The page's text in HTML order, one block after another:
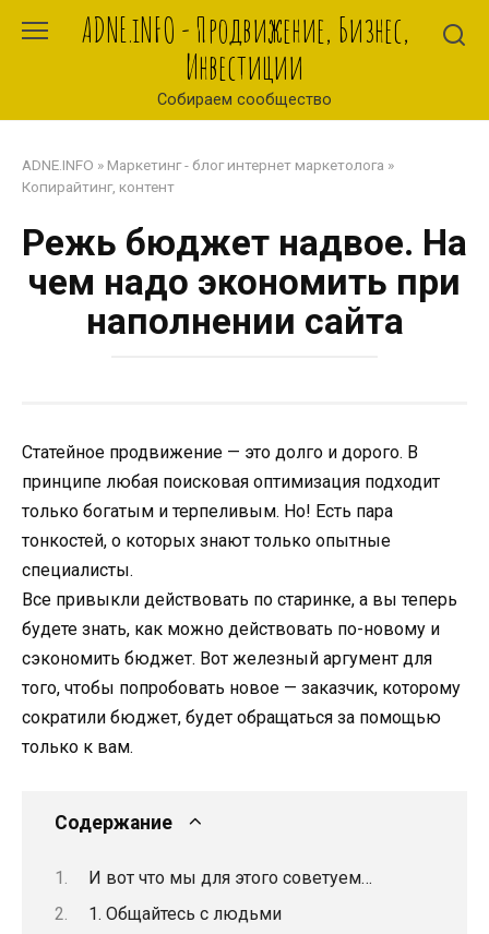
ADNE.iNFO - Продвижение, Бизнес,
Инвестиции
Собираем сообщество
ADNE.INFO » Маркетинг - блог интернет маркетолога »
Копирайтинг, контент
Режь бюджет надвое. На
чем надо экономить при
наполнении сайта
Статейное продвижение — это долго и дорого. В
принципе любая поисковая оптимизация подходит
только богатым и терпеливым. Но! Есть пара
тонкостей, о которых знают только опытные
специалисты.
Все привыкли действовать по старинке, а вы теперь
будете знать, как можно действовать по-новому и
сэкономить бюджет. Вот железный аргумент для
того, чтобы попробовать новое — заказчик, которому
сократили бюджет, будет обращаться за помощью
только к вам.
Содержание
И вот что мы для этого советуем…
1. Общайтесь с людьми